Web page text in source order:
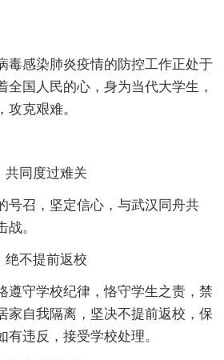
毒感染肺炎疫情的防控工作正处于
全国人民的心，身为当代大学生，
克艰难。
共同度过难关
号召，坚定信心，与武汉同舟共
。
绝不提前返校
遵守学校纪律，恪守学生之责，禁
家自我隔离，坚决不提前返校，保
违反，接受学校处理。